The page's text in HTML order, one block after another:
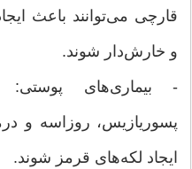
قارچی می‌توانند باعث
و خارش‌دار شوند.
- بیماری‌های پوستی:
پسوریازیس، روزاسه و
ایجاد لکه‌های قرمز شوند.